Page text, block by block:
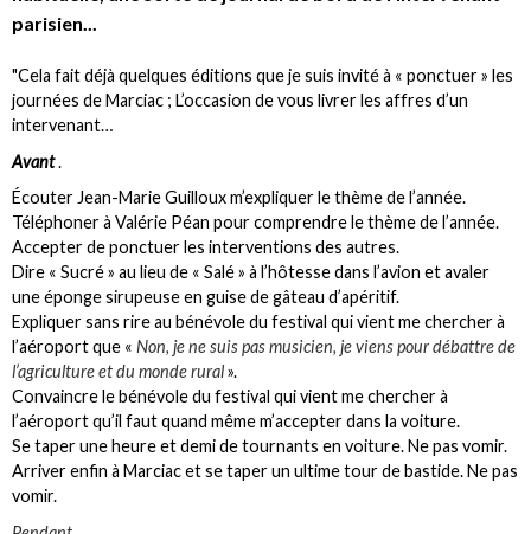
parisien...
"Cela fait déjà quelques éditions que je suis invité à « ponctuer » les
journées de Marciac ; L’occasion de vous livrer les affres d’un
intervenant…
Avant.
Écouter Jean-Marie Guilloux m’expliquer le thème de l’année.
Téléphoner à Valérie Péan pour comprendre le thème de l’année.
Accepter de ponctuer les interventions des autres.
Dire « Sucré » au lieu de « Salé » à l’hôtesse dans l’avion et avaler
une éponge sirupeuse en guise de gâteau d’apéritif.
Expliquer sans rire au bénévole du festival qui vient me chercher à
l’aéroport que « Non, je ne suis pas musicien, je viens pour débattre de
l’agriculture et du monde rural».
Convaincre le bénévole du festival qui vient me chercher à
l’aéroport qu’il faut quand même m’accepter dans la voiture.
Se taper une heure et demi de tournants en voiture. Ne pas vomir.
Arriver enfin à Marciac et se taper un ultime tour de bastide. Ne pas
vomir.